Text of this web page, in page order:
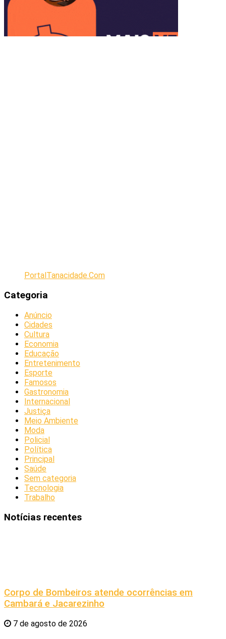
PortalTanacidade.Com
Categoria
Anúncio
Cidades
Cultura
Economia
Educação
Entretenimento
Esporte
Famosos
Gastronomia
Internacional
Justiça
Meio Ambiente
Moda
Policial
Política
Principal
Saúde
Sem categoria
Tecnologia
Trabalho
Notícias recentes
Corpo de Bombeiros atende ocorrências em
Cambará e Jacarezinho
7 de agosto de 2026